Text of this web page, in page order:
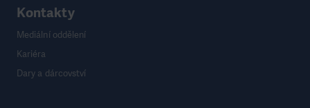
Kontakty
Mediální oddělení
Kariéra
Dary a dárcovství